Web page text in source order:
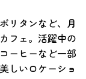
リタンなど、月
フェ。活躍中の
ーヒーなど一部
しいロケーショ